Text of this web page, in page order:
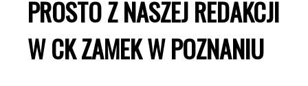
PROSTO Z NASZEJ REDAKCJI
W CK ZAMEK W POZNANIU